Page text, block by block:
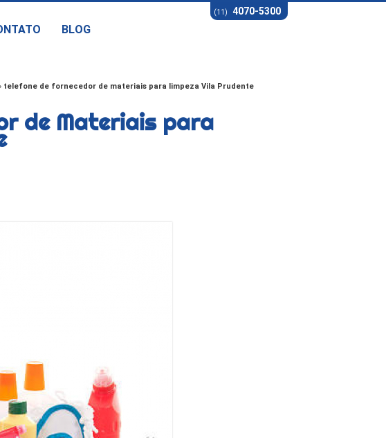
BLOG
(11) 4070-5300
telefone de fornecedor de materiais para limpeza Vila Prudente
de Materiais para